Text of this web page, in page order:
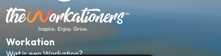
Workation
Wat is een Workation?